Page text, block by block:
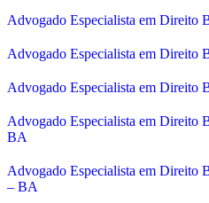
Advogado Especialista em Direito
Advogado Especialista em Direito
Advogado Especialista em Direito
Advogado Especialista em Direito
BA
Advogado Especialista em Direito
– BA